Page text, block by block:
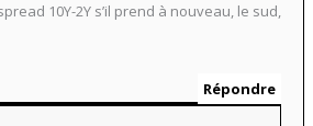
10Y-2Y s’il prend à nouveau, le sud,
Répondre